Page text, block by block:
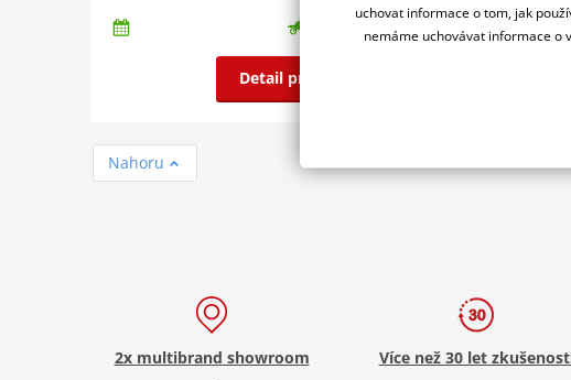
Detail produktu
Nahoru
2x multibrand showroom Více než 30 let
uchovat informace o tom, jak
nemáme uchovávat informace o